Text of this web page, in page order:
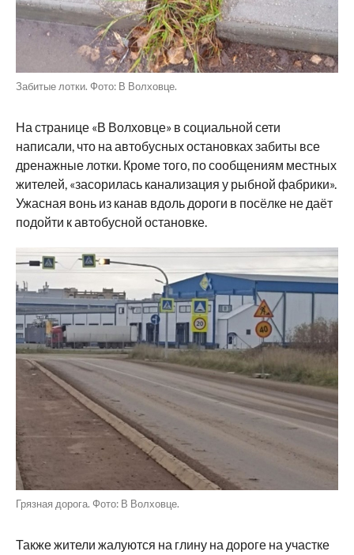
Забитые лотки. Фото: В Волховце.
На странице «В Волховце» в социальной сети
написали, что на автобусных остановках забиты все
дренажные лотки. Кроме того, по сообщениям местных
жителей, «засорилась канализация у рыбной фабрики».
Ужасная вонь из канав вдоль дороги в посёлке не даёт
подойти к автобусной остановке.
Грязная дорога. Фото: В Волховце.
Также жители жалуются на глину на дороге на участке